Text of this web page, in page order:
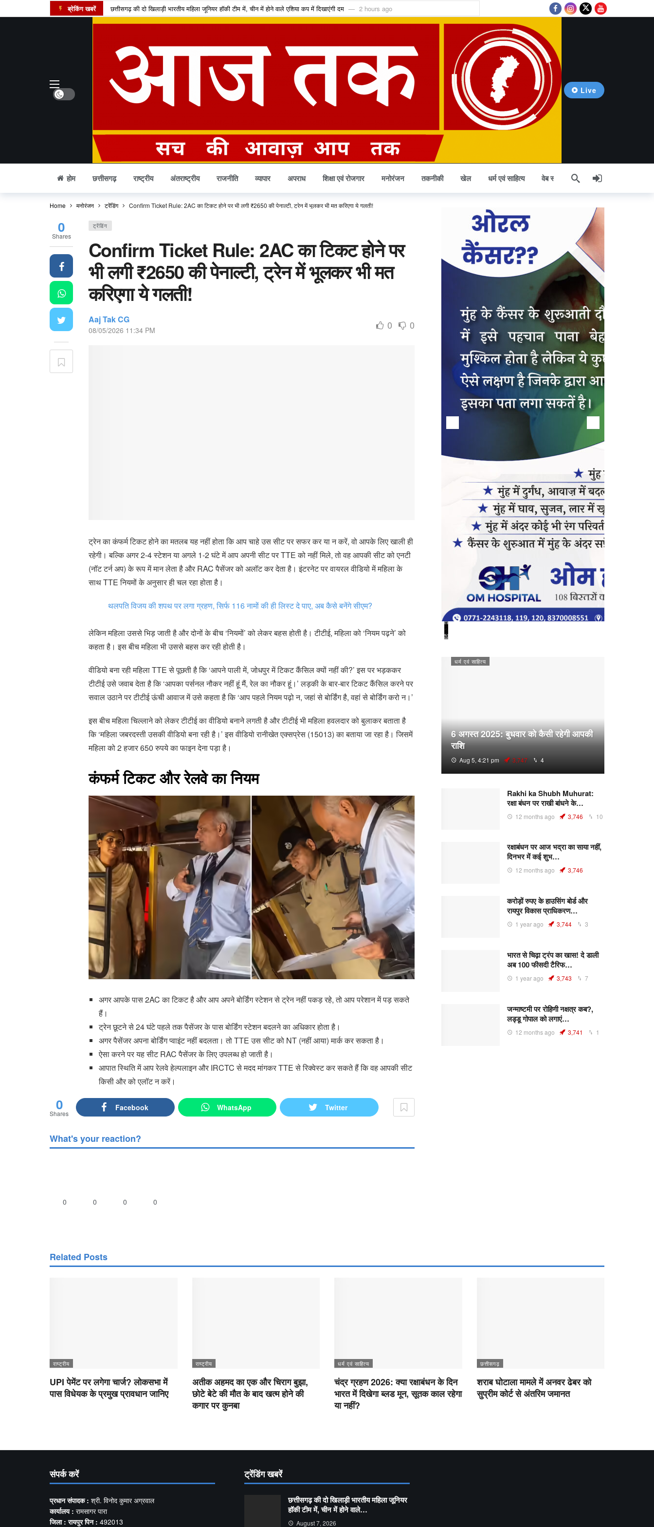
ब्रेकिंग खबरें छत्तीसगढ़ की दो खिलाड़ी भारतीय महिला जूनियर हॉकी टीम में, चीन में होने वाले एशिया कप में दिखाएंगी दम
2 hours ago
मार्केट में नया IPO, एंकर निवेशकों ने लगाए 743.60 करोड़; आज से सब्सक्रिप्शन शुरू
2 hours ago
अतीक अहमद का एक और चिराग बुझा, छोटे बेटे की मौत के बाद खत्म होने की कगार पर कुनबा
21 hours ago
कामिका एकादशी पर दुर्लभ शिववास योग, श्रीहरि और शिवजी की पूजा से मिलेगा दोगुना पुण्य
21 hours ago
चंद्र ग्रहण 2026: क्या रक्षाबंधन के दिन भारत में दिखेगा ब्लड मून, सूतक काल रहेगा या नहीं?
21 hours ago
छत्तीसगढ़ में 10 टोल प्लाजा पर बढ़ी दरें, सफर के साथ माल ढुलाई भी हुई महंगी
22 hours ago
आत्मानंद स्कूलों में शिक्षक भर्ती का बदला तरीका, अब मेरिट नहीं बल्कि सीबीटी परीक्षा से होगा चयन
23 hours ago
पीएससी भर्ती घोटाला: पूर्व सचिव जीवन किशोर ध्रुव के बेटे की जमानत खारिज, हाईकोर्ट ने कहा- पेपर लीक हत्या से भी अधिक जघन्य अपराध
23 hours ago
Dark mode Live
होम छत्तीसगढ़ राष्ट्रीय अंतराष्ट्रीय राजनीति व्यापार अपराध शिक्षा एवं रोजगार मनोरंजन तकनीकी खेल धर्म एवं साहित्य वेब स्टोरी अन्य खबर
Home मनोरंजन ट्रेंडिंग Confirm Ticket Rule: 2AC का टिकट होने पर भी लगी ₹2650 की पेनाल्टी, ट्रेन में भूलकर भी मत करिएगा ये गलती!
ट्रेंडिंग
Confirm Ticket Rule: 2AC का टिकट होने पर
भी लगी ₹2650 की पेनाल्टी, ट्रेन में भूलकर भी मत
करिएगा ये गलती!
Aaj Tak CG
08/05/2026 11:34 PM 0 0
0
Shares
ट्रेन का कंफर्म टिकट होने का मतलब यह नहीं होता कि आप चाहे उस सीट पर सफर कर या न करें, वो आपके लिए खाली ही
रहेगी। बल्कि अगर 2-4 स्टेशन या अगले 1-2 घंटे में आप अपनी सीट पर TTE को नहीं मिले, तो वह आपकी सीट को एनटी
(नॉट टर्न अप) के रूप में मान लेता है और RAC पैसेंजर को अलॉट कर देता है। इंटरनेट पर वायरल वीडियो में महिला के
साथ TTE नियमों के अनुसार ही चल रहा होता है।
थलपति विजय की शपथ पर लगा ग्रहण, सिर्फ 116 नामों की ही लिस्ट दे पाए, अब कैसे बनेंगे सीएम?
लेकिन महिला उससे भिड़ जाती है और दोनों के बीच ‘नियमों’ को लेकर बहस होती है। टीटीई, महिला को ‘नियम पढ़ने’ को
कहता है। इस बीच महिला भी उससे बहस कर रही होती है।
वीडियो बना रही महिला TTE से पूछती है कि ‘आपने पाली में, जोधपुर में टिकट कैंसिल क्यों नहीं की?’ इस पर भड़ककर
टीटीई उसे जवाब देता है कि ‘आपका पर्सनल नौकर नहीं हूं मैं, रेल का नौकर हूं।’ लड़की के बार-बार टिकट कैंसिल करने पर
सवाल उठाने पर टीटीई ऊंची आवाज में उसे कहता है कि ‘आप पहले नियम पढ़ो न, जहां से बोर्डिंग है, वहां से बोर्डिंग करो न।’
इस बीच महिला चिल्लाने को लेकर टीटीई का वीडियो बनाने लगती है और टीटीई भी महिला हवलदार को बुलाकर बताता है
कि ‘महिला जबरदस्ती उसकी वीडियो बना रही है।’ इस वीडियो रानीखेत एक्सप्रेस (15013) का बताया जा रहा है। जिसमें
महिला को 2 हजार 650 रुपये का फाइन देना पड़ा है।
कंफर्म टिकट और रेलवे का नियम
अगर आपके पास 2AC का टिकट है और आप अपने बोर्डिंग स्टेशन से ट्रेन नहीं पकड़ रहे, तो आप परेशान में पड़ सकते
हैं।
ट्रेन छूटने से 24 घंटे पहले तक पैसेंजर के पास बोर्डिंग स्टेशन बदलने का अधिकार होता है।
अगर पैसेंजर अपना बोर्डिंग प्वाइंट नहीं बदलता। तो TTE उस सीट को NT (नहीं आया) मार्क कर सकता है।
ऐसा करने पर यह सीट RAC पैसेंजर के लिए उपलब्ध हो जाती है।
आपात स्थिति में आप रेलवे हेल्पलाइन और IRCTC से मदद मांगकर TTE से रिक्वेस्ट कर सकते हैं कि वह आपकी सीट
किसी और को एलॉट न करें।​
0
Shares
Facebook WhatsApp Twitter
What's your reaction?
0 0 0 0
1
2
3
धर्म एवं साहित्य
6 अगस्त 2025: बुधवार को कैसी रहेगी आपकी
राशि
Aug 5, 4:21 pm 3,747 4
Rakhi ka Shubh Muhurat:
रक्षा बंधन पर राखी बांधने के…
12 months ago 3,746 10
रक्षाबंधन पर आज भद्रा का साया नहीं,
दिनभर में कई शुभ…
12 months ago 3,746
करोड़ों रुपए के हाउसिंग बोर्ड और
रायपुर विकास प्राधिकरण…
1 year ago 3,744 3
भारत से चिढ़ा ट्रंप का खास! दे डाली
अब 100 फीसदी टैरिफ…
1 year ago 3,743 7
जन्माष्टमी पर रोहिणी नक्षत्र कब?,
लड्डू गोपाल को लगाएं…
12 months ago 3,741 1
Related Posts
राष्ट्रीय
UPI पेमेंट पर लगेगा चार्ज? लोकसभा में
पास विधेयक के प्रमुख प्रावधान जानिए
राष्ट्रीय
अतीक अहमद का एक और चिराग बुझा,
छोटे बेटे की मौत के बाद खत्म होने की
कगार पर कुनबा
धर्म एवं साहित्य
चंद्र ग्रहण 2026: क्या रक्षाबंधन के दिन
भारत में दिखेगा ब्लड मून, सूतक काल रहेगा
या नहीं?
छत्तीसगढ़
शराब घोटाला मामले में अनवर ढेबर को
सुप्रीम कोर्ट से अंतरिम जमानत
संपर्क करें
प्रधान संपादक : श्री. विनोद कुमार अग्रवाल
कार्यालय : रामसागर पारा
जिला : रायपुर पिन : 492013
ट्रेंडिंग खबरें
छत्तीसगढ़ की दो खिलाड़ी भारतीय महिला जूनियर
हॉकी टीम में, चीन में होने वाले…
August 7, 2026